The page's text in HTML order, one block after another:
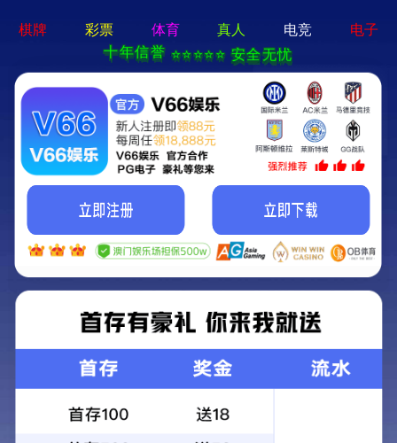
招商热线：0571-82190711
第四代，何止于快，宣和G68Pro，一款真正
的"全自动"麻将机！
2024/03/22 更新